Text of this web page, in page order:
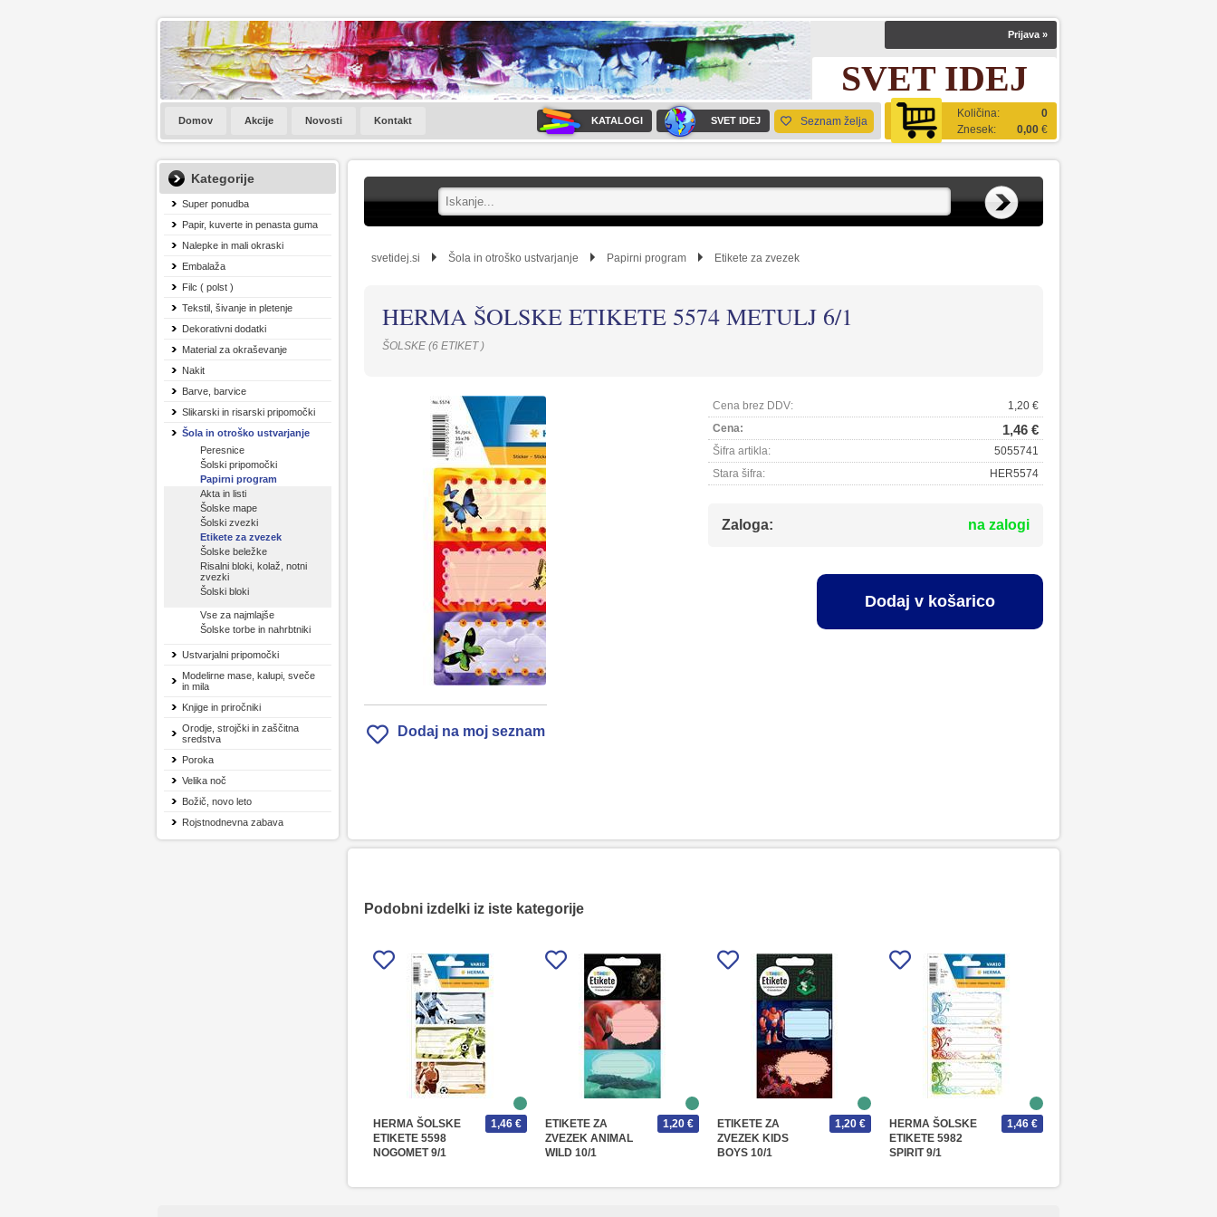
Prijava »
SVET IDEJ
Količina:
0
Znesek:
0,00 €
Domov Akcije Novosti Kontakt KATALOGI SVET IDEJ Seznam želja
Kategorije
Super ponudba
Papir, kuverte in penasta guma
Nalepke in mali okraski
Embalaža
Filc ( polst )
Tekstil, šivanje in pletenje
Dekorativni dodatki
Material za okraševanje
Nakit
Barve, barvice
Slikarski in risarski pripomočki
Šola in otroško ustvarjanje
Peresnice
Šolski pripomočki
Papirni program
Akta in listi
Šolske mape
Šolski zvezki
Etikete za zvezek
Šolske beležke
Risalni bloki, kolaž, notni
zvezki
Šolski bloki
Vse za najmlajše
Šolske torbe in nahrbtniki
Ustvarjalni pripomočki
Modelirne mase, kalupi, sveče
in mila
Knjige in priročniki
Orodje, strojčki in zaščitna
sredstva
Poroka
Velika noč
Božič, novo leto
Rojstnodnevna zabava
svetidej.si Šola in otroško ustvarjanje Papirni program Etikete za zvezek
HERMA ŠOLSKE ETIKETE 5574 METULJ 6/1
ŠOLSKE (6 ETIKET )
Dodaj na moj seznam
Cena brez DDV:
1,20 €
Cena:
1,46 €
Šifra artikla:
5055741
Stara šifra:
HER5574
Zaloga: na zalogi
Dodaj v košarico
Podobni izdelki iz iste kategorije
HERMA ŠOLSKE
ETIKETE 5598
NOGOMET 9/1
1,46 €
ETIKETE ZA
ZVEZEK ANIMAL
WILD 10/1
1,20 €
ETIKETE ZA
ZVEZEK KIDS
BOYS 10/1
1,20 €
HERMA ŠOLSKE
ETIKETE 5982
SPIRIT 9/1
1,46 €